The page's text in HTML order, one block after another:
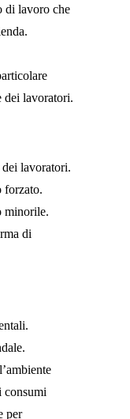
di lavoro che
dei lavoratori.
dei lavoratori.
forzato.
minorile.
di
consumi
per